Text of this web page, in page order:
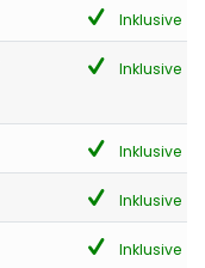
Inklusive
Inklusive
Inklusive
Inklusive
Inklusive